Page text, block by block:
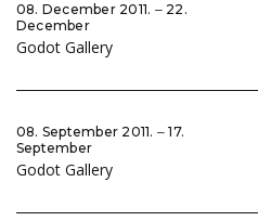
08. December 2011. ‒ 22.
December
Godot Gallery
08. September 2011. ‒ 17.
September
Godot Gallery